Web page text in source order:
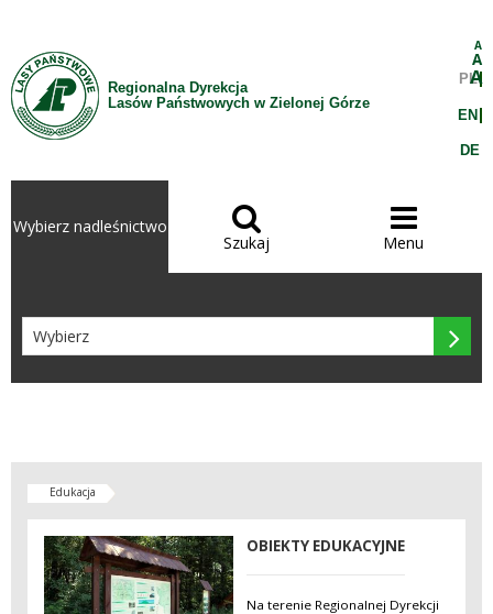
Regionalna Dyrekcja
Lasów Państwowych w Zielonej Górze
A
A
A
PL
EN
DE
Wybierz nadleśnictwo 
Szukaj

Menu

Edukacja
OBIEKTY EDUKACYJNE
Na terenie Regionalnej Dyrekcji